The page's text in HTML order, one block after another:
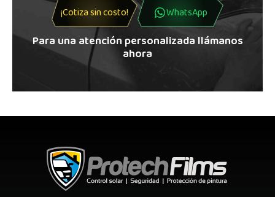
¡Cotiza sin costo! WhatsApp
Para una atención personalizada llámanos
ahora